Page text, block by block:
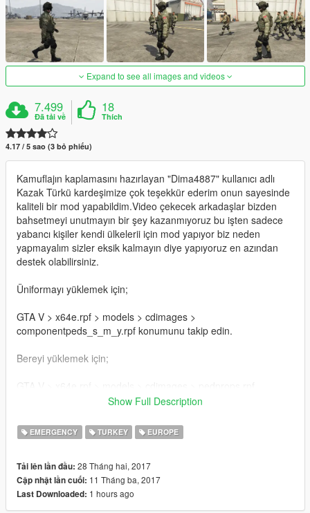
Expand to see all images and videos
7.499
Đã tải về
18
Thích
4.17 / 5 sao (3 bỏ phiếu)
Kamuflajın kaplamasını hazırlayan "Dima4887" kullanıcı adlı
Kazak Türkü kardeşimize çok teşekkür ederim onun sayesinde
kaliteli bir mod yapabildim.Video çekecek arkadaşlar bizden
bahsetmeyi unutmayın bir şey kazanmıyoruz bu işten sadece
yabancı kişiler kendi ülkelerii için mod yapıyor biz neden
yapmayalım sizler eksik kalmayın diye yapıyoruz en azından
destek olabilirsiniz.
Üniformayı yüklemek için;
GTA V > x64e.rpf > models > cdimages >
componentpeds_s_m_y.rpf konumunu takip edin.
Bereyi yüklemek için;
konumunu takip edin.
Verdiğim dosyaları orijinal dosyalarla değiştirin.
programını açıp hats kısmından bere ve kaskı giyebilirsiniz
ayrıca zırhın renginide tops kısmından değiştirebilirsiniz.
For load the uniform;
Show Full Description
EMERGENCY TURKEY EUROPE
Tải lên lần đầu: 28 Tháng hai, 2017
Cập nhật lần cuối: 11 Tháng ba, 2017
Last Downloaded: 1 hours ago